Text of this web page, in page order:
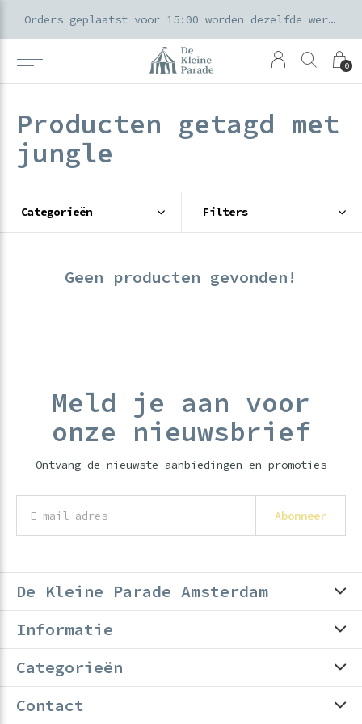
0
Orders geplaatst voor 15:00 worden dezelfde werkdag verzonden
Producten getagd met
jungle
Categorieën Filters
Geen producten gevonden!
Meld je aan voor
onze nieuwsbrief
Ontvang de nieuwste aanbiedingen en promoties
Abonneer
De Kleine Parade Amsterdam
Informatie
Categorieën
Contact